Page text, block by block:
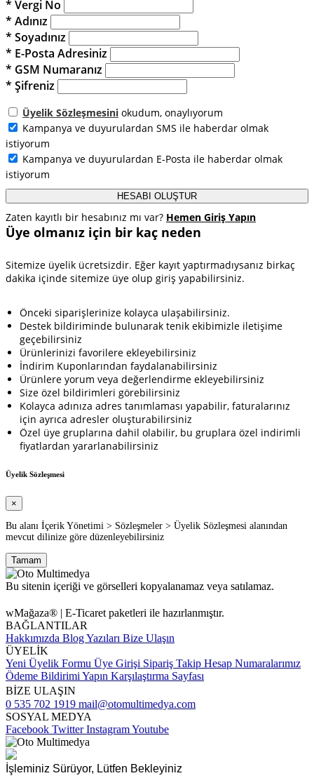
* Vergi No
* Adınız
* Soyadınız
* E-Posta Adresiniz
* GSM Numaranız
* Şifreniz
Üyelik Sözleşmesini okudum, onaylıyorum
Kampanya ve duyurulardan SMS ile haberdar olmak
istiyorum
Kampanya ve duyurulardan E-Posta ile haberdar olmak
istiyorum
HESABI OLUŞTUR
Zaten kayıtlı bir hesabınız mı var? Hemen Giriş Yapın
Üye olmanız için bir kaç neden
Sitemize üyelik ücretsizdir. Eğer kayıt yaptırmadıysanız birkaç
dakika içinde sitemize üye olup giriş yapabilirsiniz.
Önceki siparişlerinize kolayca ulaşabilirsiniz.
Destek bildiriminde bulunarak tenik ekibimizle iletişime
geçebilirsiniz
Ürünlerinizi favorilere ekleyebilirsiniz
İndirim Kuponlarından faydalanabilirsiniz
Ürünlere yorum veya değerlendirme ekleyebilirsiniz
Size özel bildirimleri görebilirsiniz
Kolayca adınıza adres tanımlaması yapabilir, faturalarınız
için ayrıca adresler oluşturabilirsiniz
Özel üye gruplarına dahil olabilir, bu gruplara özel indirimli
fiyatlardan yararlanabilirsiniz
Üyelik Sözleşmesi
×
Bu alanı İçerik Yönetimi > Sözleşmeler > Üyelik Sözleşmesi alanından
mevcut dilinize göre düzenleyebilirsiniz
Tamam
Bu sitenin içeriği ve görselleri kopyalanamaz veya satılamaz.
wMağaza® | E-Ticaret paketleri ile hazırlanmıştır.
BAĞLANTILAR
Hakkımızda Blog Yazıları Bize Ulaşın
ÜYELİK
Yeni Üyelik Formu Üye Girişi Sipariş Takip Hesap Numaralarımız
Ödeme Bildirimi Yapın Karşılaştırma Sayfası
BİZE ULAŞIN
0 535 702 1919 mail@otomultimedya.com
SOSYAL MEDYA
Facebook TwitterInstagramYoutube
İşleminiz Sürüyor, Lütfen Bekleyiniz